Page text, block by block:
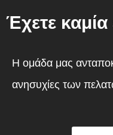
Έχετε
Η ομάδα μας
ανησυχίες των